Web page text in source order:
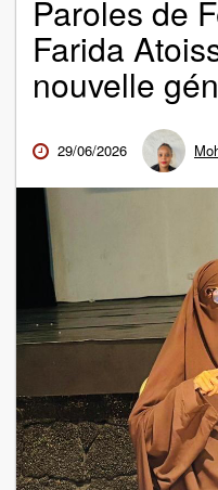
Paroles de
Farida
nouvelle
29/06/2026